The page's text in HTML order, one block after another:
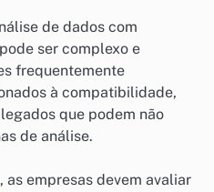
de dados com
ser complexo e
frequentemente
à compatibilidade,
que podem não
de análise.
empresas devem avaliar